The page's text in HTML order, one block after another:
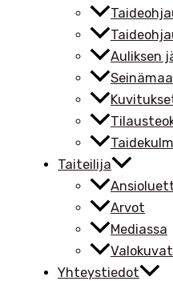
Auliksen
Taiteilija
Arvot
Mediassa
Valokuvat
Yhteystiedot